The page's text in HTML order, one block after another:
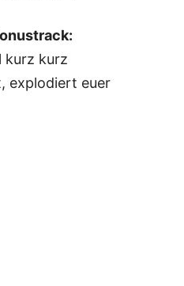
kurz kurz
explodiert euer